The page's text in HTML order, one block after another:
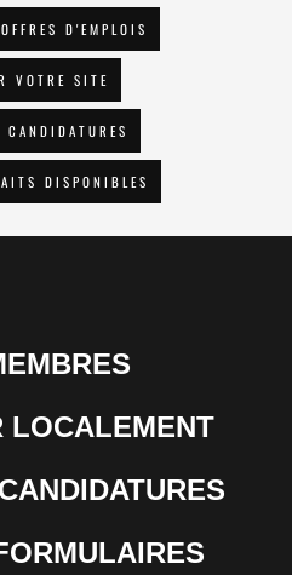
D'EMPLOIS
VOTRE SITE
CANDIDATURES
DISPONIBLES
LOCALEMENT